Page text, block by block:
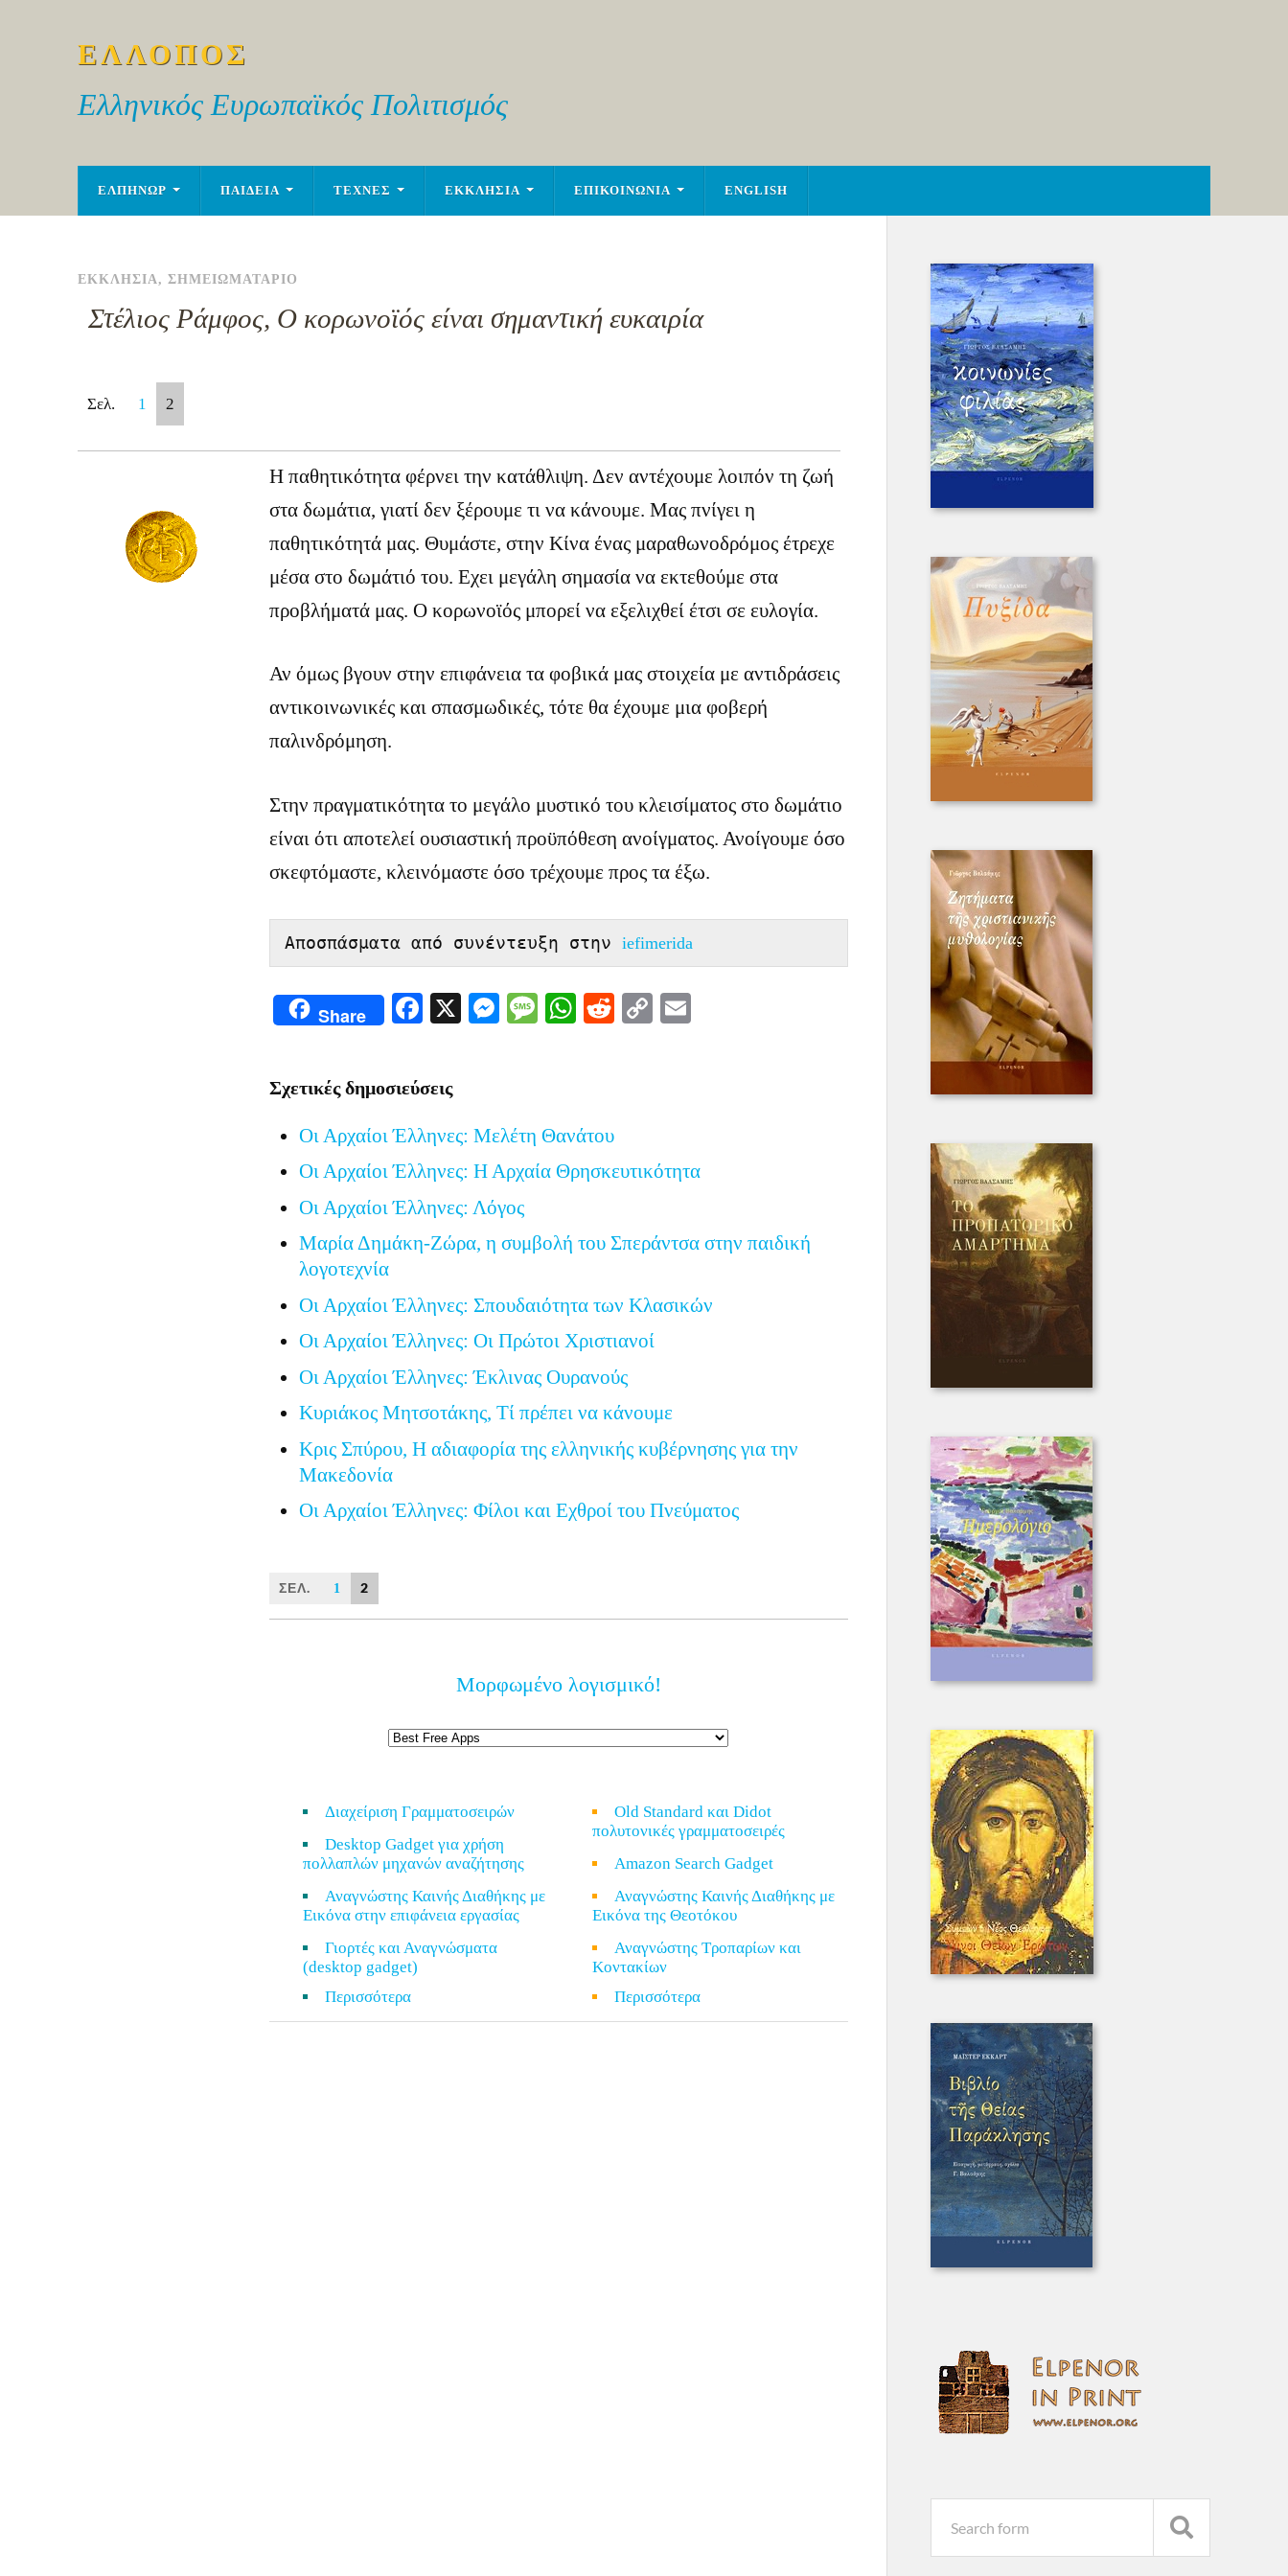
ΕΛΛΟΠΟΣ
Ελληνικός Ευρωπαϊκός Πολιτισμός
ΕΛΠΗΝΩΡ ΠΑΙΔΕΙΑ ΤΕΧΝΕΣ ΕΚΚΛΗΣΙΑ ΕΠΙΚΟΙΝΩΝΙΑ ENGLISH
ΕΚΚΛΗΣΙΑ, ΣΗΜΕΙΩΜΑΤΑΡΙΟ
Στέλιος Ράμφος, Ο κορωνοϊός είναι σημαντική ευκαιρία
Σελ. 1 2
Η παθητικότητα φέρνει την κατάθλιψη. Δεν αντέχουμε λοιπόν τη ζωή
στα δωμάτια, γιατί δεν ξέρουμε τι να κάνουμε. Μας πνίγει η
παθητικότητά μας. Θυμάστε, στην Κίνα ένας μαραθωνοδρόμος έτρεχε
μέσα στο δωμάτιό του. Εχει μεγάλη σημασία να εκτεθούμε στα
προβλήματά μας. Ο κορωνοϊός μπορεί να εξελιχθεί έτσι σε ευλογία.
Αν όμως βγουν στην επιφάνεια τα φοβικά μας στοιχεία με αντιδράσεις
αντικοινωνικές και σπασμωδικές, τότε θα έχουμε μια φοβερή
παλινδρόμηση.
Στην πραγματικότητα το μεγάλο μυστικό του κλεισίματος στο δωμάτιο
είναι ότι αποτελεί ουσιαστική προϋπόθεση ανοίγματος. Ανοίγουμε όσο
σκεφτόμαστε, κλεινόμαστε όσο τρέχουμε προς τα έξω.
Αποσπάσματα από συνέντευξη στην iefimerida
Share Facebook
X Messenger
Message
WhatsApp
Reddit
Copy
Σχετικές δημοσιεύσεις
Οι Αρχαίοι Έλληνες: Μελέτη Θανάτου
Οι Αρχαίοι Έλληνες: Η Αρχαία Θρησκευτικότητα
Οι Αρχαίοι Έλληνες: Λόγος
Μαρία Δημάκη-Ζώρα, η συμβολή του Σπεράντσα στην παιδική
λογοτεχνία
Οι Αρχαίοι Έλληνες: Σπουδαιότητα των Κλασικών
Οι Αρχαίοι Έλληνες: Οι Πρώτοι Χριστιανοί
Οι Αρχαίοι Έλληνες: Έκλινας Ουρανούς
Κυριάκος Μητσοτάκης, Τί πρέπει να κάνουμε
Κρις Σπύρου, Η αδιαφορία της ελληνικής κυβέρνησης για την
Μακεδονία
Οι Αρχαίοι Έλληνες: Φίλοι και Εχθροί του Πνεύματος
ΣΕΛ. 1 2
Μορφωμένο λογισμικό!
Διαχείριση Γραμματοσειρών
Desktop Gadget για χρήση
πολλαπλών μηχανών αναζήτησης
Αναγνώστης Καινής Διαθήκης με
Εικόνα στην επιφάνεια εργασίας
Γιορτές και Αναγνώσματα
(desktop gadget)
Περισσότερα
Old Standard και Didot
πολυτονικές γραμματοσειρές
Amazon Search Gadget
Αναγνώστης Καινής Διαθήκης με
Εικόνα της Θεοτόκου
Αναγνώστης Τροπαρίων και
Κοντακίων
Περισσότερα